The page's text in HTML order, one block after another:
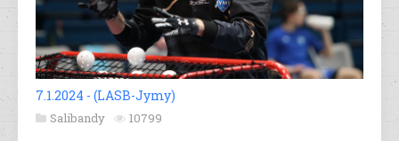
7.1.2024 - (LASB-Jymy)
Salibandy 10799